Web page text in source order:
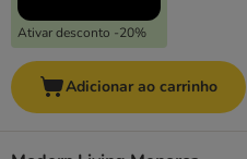
Ativar desconto -20%
Adicionar ao carrinho